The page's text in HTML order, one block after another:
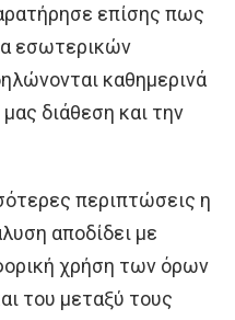
επίσης πως
εσωτερικών
καθημερινά
διάθεση και την
περιπτώσεις η
αποδίδει με
χρήση των όρων
του μεταξύ τους